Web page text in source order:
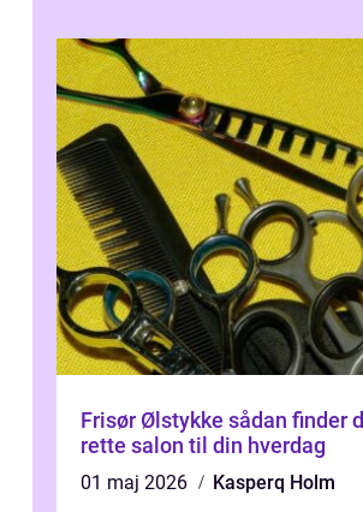
Frisør Ølstykke sådan finder du den
rette salon til din hverdag
01 maj 2026
Kasperq Holm